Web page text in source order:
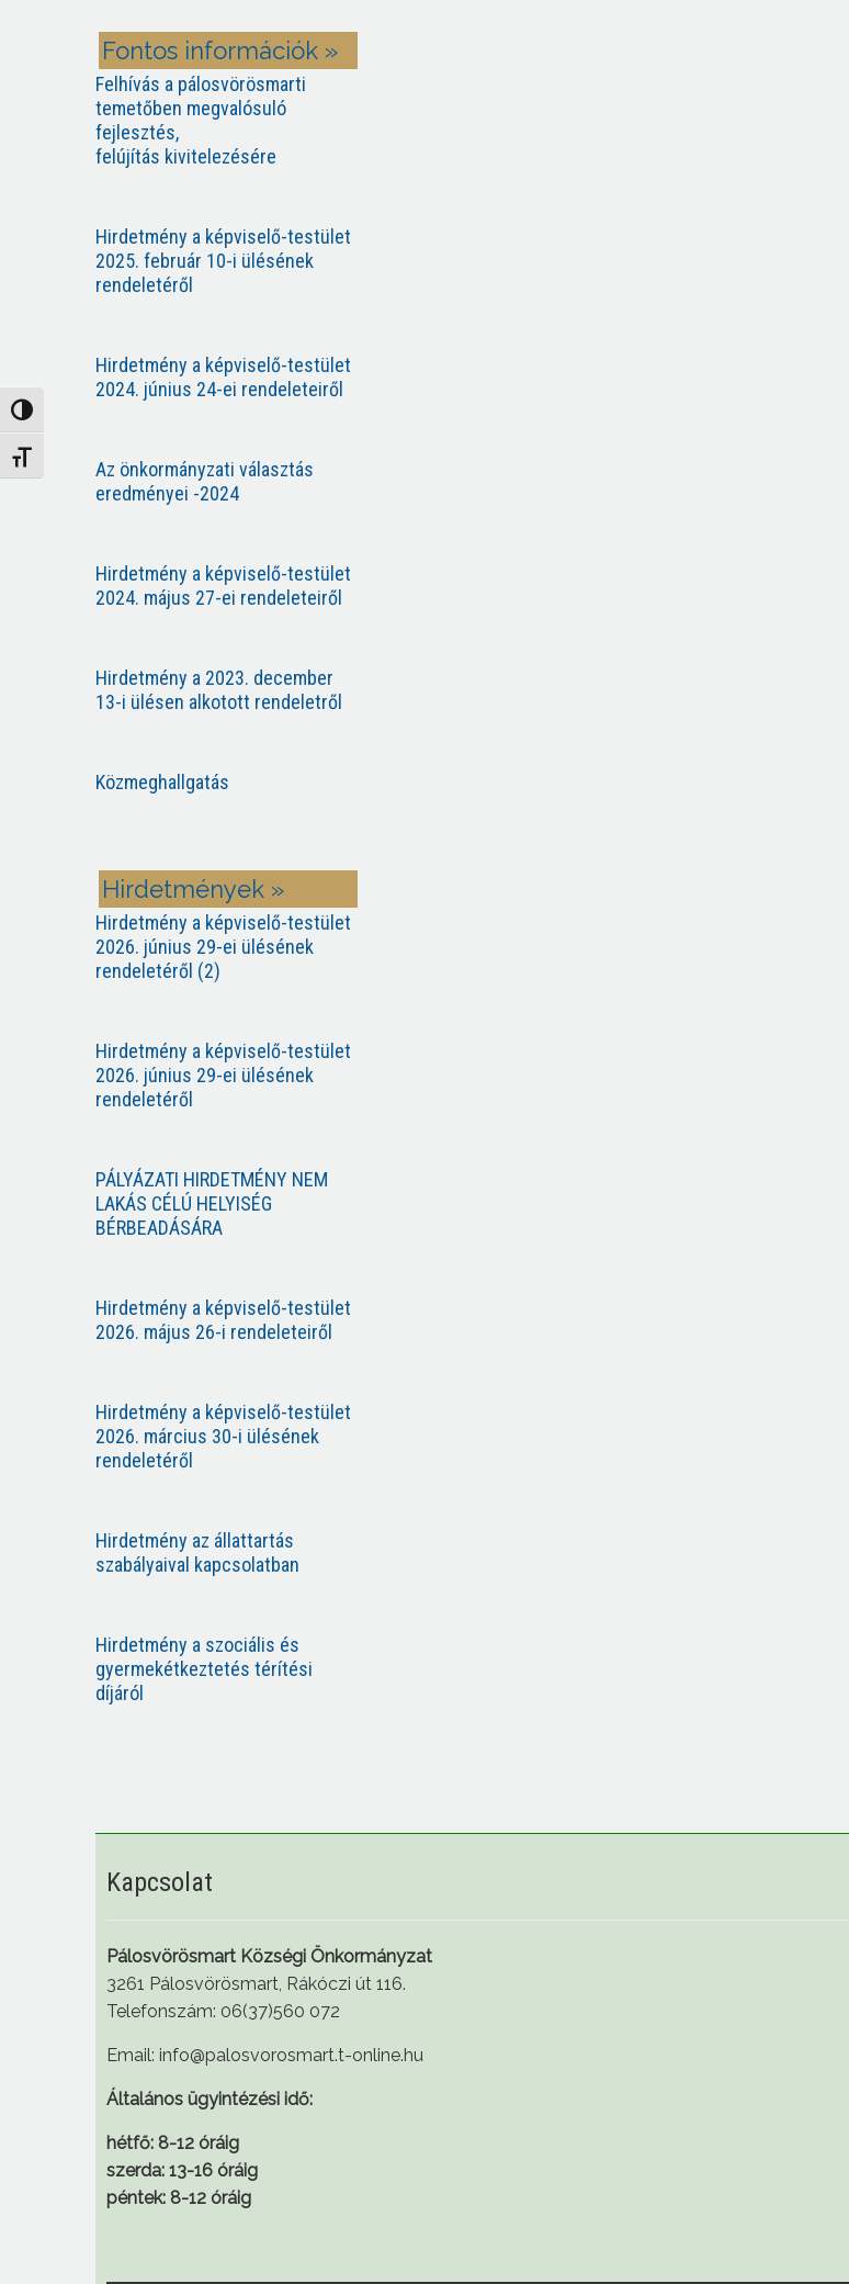
Nagy kontraszt váltása
Betűméret váltása
Fontos információk »
Felhívás a pálosvörösmarti
temetőben megvalósuló
fejlesztés,
felújítás kivitelezésére
Hirdetmény a képviselő-testület
2025. február 10-i ülésének
rendeletéről
Hirdetmény a képviselő-testület
2024. június 24-ei rendeleteiről
Az önkormányzati választás
eredményei -2024
Hirdetmény a képviselő-testület
2024. május 27-ei rendeleteiről
Hirdetmény a 2023. december
13-i ülésen alkotott rendeletről
Közmeghallgatás
Hirdetmények »
Hirdetmény a képviselő-testület
2026. június 29-ei ülésének
rendeletéről (2)
Hirdetmény a képviselő-testület
2026. június 29-ei ülésének
rendeletéről
PÁLYÁZATI HIRDETMÉNY NEM
LAKÁS CÉLÚ HELYISÉG
BÉRBEADÁSÁRA
Hirdetmény a képviselő-testület
2026. május 26-i rendeleteiről
Hirdetmény a képviselő-testület
2026. március 30-i ülésének
rendeletéről
Hirdetmény az állattartás
szabályaival kapcsolatban
Hirdetmény a szociális és
gyermekétkeztetés térítési
díjáról
Kapcsolat
Pálosvörösmart Községi Önkormányzat
3261 Pálosvörösmart, Rákóczi út 116.
Telefonszám: 06(37)560 072
Email: info@palosvorosmart.t-online.hu
Általános ügyintézési idő:
hétfő: 8-12 óráig
szerda: 13-16 óráig
péntek: 8-12 óráig